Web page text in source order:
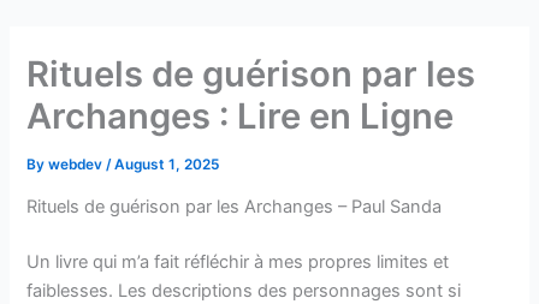
contentRituels de guérison par les
Archanges : Lire en Ligne
Bywebdev /August 1, 2025
Rituels de guérison par les Archanges – Paul Sanda
Un livre qui m’a fait réfléchir à mes propres limites et
faiblesses. Les descriptions des personnages sont si